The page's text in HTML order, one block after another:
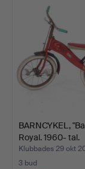
BARNCYKEL,
Royal. 1960- tal.
Klubbades 29 okt
3 bud